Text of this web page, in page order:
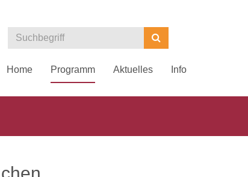
Kurse
Suchen
Home Programm Aktuelles Info